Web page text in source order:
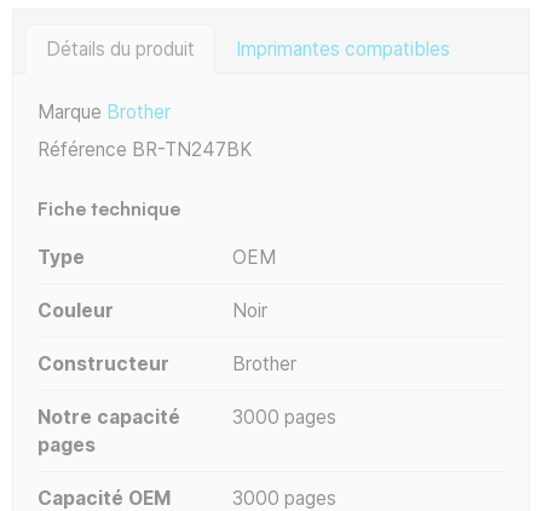
Détails du produit Imprimantes compatibles
Marque Brother
Référence BR-TN247BK
Fiche technique
Type OEM
Couleur Noir
Constructeur Brother
Notre capacité
pages
3000 pages
Capacité OEM
3000 pages